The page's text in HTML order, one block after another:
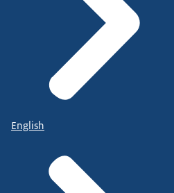
English